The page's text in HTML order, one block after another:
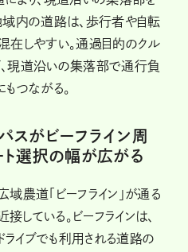
域内の道路は、歩行者や自転
在しやすい。通過目的のクル
現道沿いの集落部で通行負
つながる。
スがビーフライン周
ト選択の幅が広がる
農道「ビーフライン」が通る
ている。ビーフラインは、
イブでも利用される道路の